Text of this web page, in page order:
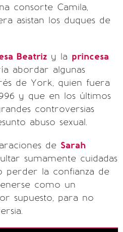
consorte Camila,
asistan los duques de
Beatriz y la princesa
abordar algunas
de York, quien fuera
y que en los últimos
controversias
abuso sexual.
de Sarah
sumamente cuidadas
la confianza de
como un
supuesto, para no